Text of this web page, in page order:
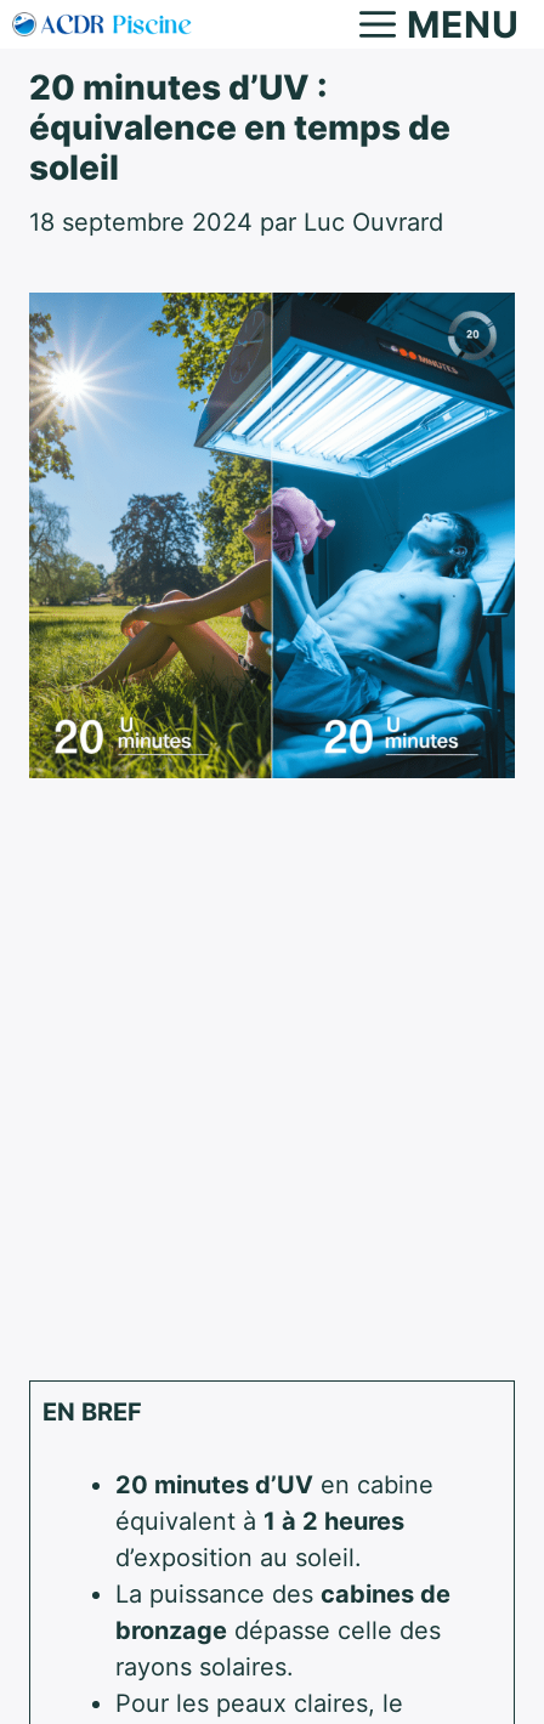
Aller
contenu
MENU
20 minutes d’UV :
équivalence en temps de
soleil
18 septembre 2024 par Luc Ouvrard
EN BREF
20 minutes d’UV en cabine
équivalent à 1 à 2 heures
d’exposition au soleil.
La puissance des cabines de
bronzage dépasse celle des
rayons solaires.
Pour les peaux claires, le